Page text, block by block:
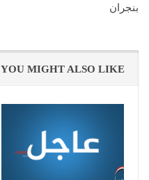
بنجران
YOU MIGHT ALSO LIKE